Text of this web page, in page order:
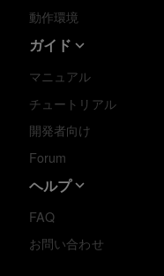
動作環境
ガイド
マニュアル
チュートリアル
開発者向け
Forum
ヘルプ
FAQ
お問い合わせ